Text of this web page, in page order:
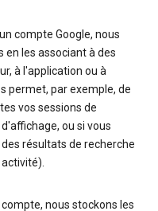
compte Google, nous
les associant à des
à l'application ou à
permet, par exemple, de
vos sessions de
ou si vous
résultats de recherche
nous stockons les